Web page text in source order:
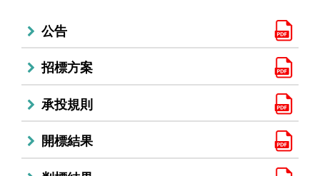
公告
招標方案
承投規則
開標結果